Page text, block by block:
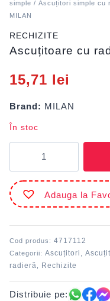
simple / Ascuțitori simple cu
MILAN
RECHIZITE
Ascuțitoare cu
15,71 lei
Brand: MILAN
În stoc
Ascuțitoare
cu
radieră
Copper
MILAN
Adauga la
Cod produs: 4717112
Categorii: Ascuțitori
radieră
Rechizite
Distribuie pe: